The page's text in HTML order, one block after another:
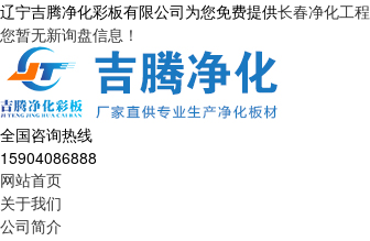
辽宁吉腾净化彩板有限公司为您免费提供长春净化工程
您暂无新询盘信息！
全国咨询热线
15904086888
网站首页
关于我们
公司简介